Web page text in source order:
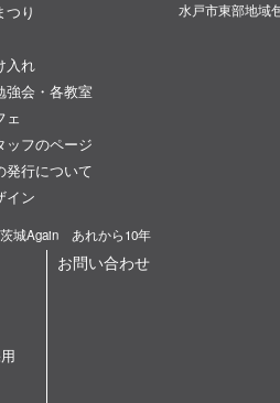
つり
入れ
強会・各教室
ェ
ッフのページ
発行について
イン
城Again あれから10年
水戸市東部地域
お問い合わせ